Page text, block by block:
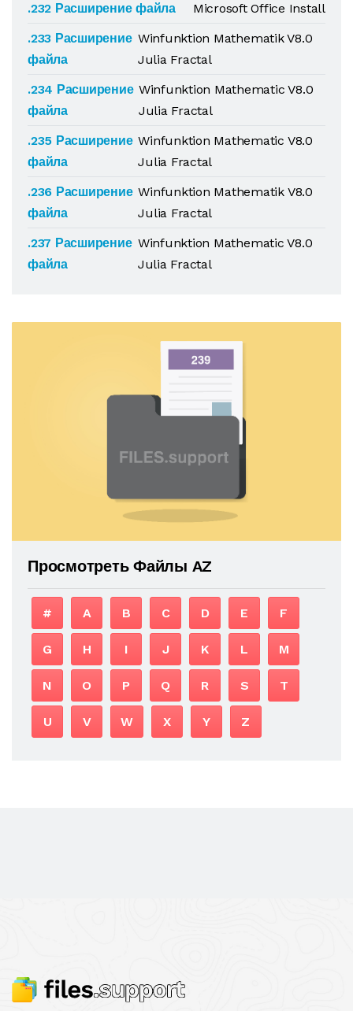
.232 Расширение файла
Microsoft Office Install
.233 Расширение
файла
Winfunktion Mathematik V8.0
Julia Fractal
.234 Расширение
файла
Winfunktion Mathematic V8.0
Julia Fractal
.235 Расширение
файла
Winfunktion Mathematic V8.0
Julia Fractal
.236 Расширение
файла
Winfunktion Mathematik V8.0
Julia Fractal
.237 Расширение
файла
Winfunktion Mathematic V8.0
Julia Fractal
Просмотреть Файлы AZ
# A B C D E F
G H I J K L M
N O P Q R S T
U V W X Y Z